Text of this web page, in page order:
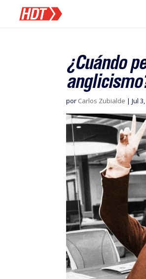
¿Cuándo
por Carlos Zubialde |Jul